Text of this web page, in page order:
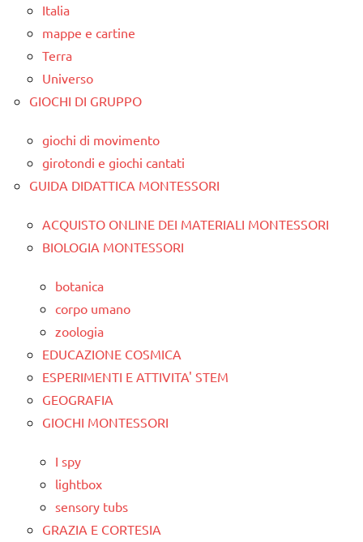
Italia
mappe e cartine
Terra
Universo
GIOCHI DI GRUPPO
giochi di movimento
girotondi e giochi cantati
GUIDA DIDATTICA MONTESSORI
ACQUISTO ONLINE DEI MATERIALI MONTESSORI
BIOLOGIA MONTESSORI
botanica
corpo umano
zoologia
EDUCAZIONE COSMICA
ESPERIMENTI E ATTIVITA' STEM
GEOGRAFIA
GIOCHI MONTESSORI
I spy
lightbox
sensory tubs
GRAZIA E CORTESIA